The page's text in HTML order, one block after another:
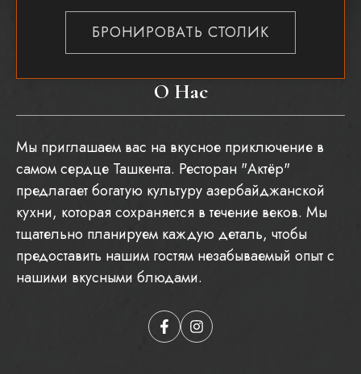
О Нас
Мы приглашаем вас на вкусное приключение в
самом сердце Ташкента. Ресторан "Актёр"
предлагает богатую культуру азербайджанской
кухни, которая сохраняется в течение веков. Мы
тщательно планируем каждую деталь, чтобы
предоставить нашим гостям незабываемый опыт с
нашими вкусными блюдами.
БРОНИРОВАТЬ СТОЛИК